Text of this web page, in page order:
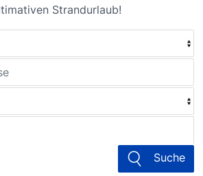
Strandurlaub!
Suche